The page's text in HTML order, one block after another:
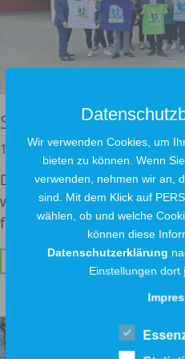
Sponsoring beim 17.
12. Juli 2022
Die Ausbildung ist für uns
wichtiges Thema. Gut
für
Weiterlesen ...
Wir verwenden Cookies, um
bieten zu können. Wenn
verwenden, nehmen wir an,
sind. Mit dem Klick auf
wählen, ob und welche
können diese
Datenschutzerklärung
Einstellungen dort